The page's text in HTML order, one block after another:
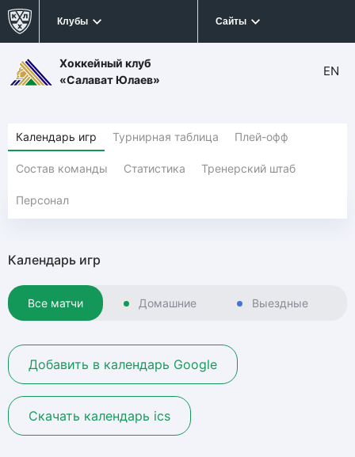
Клубы Сайты
Хоккейный клуб
«Салават Юлаев»
EN
Календарь игр Турнирная таблица Плей-офф
Состав команды Статистика Тренерский штаб
Персонал
Календарь игр
Все матчи Домашние Выездные
Добавить в календарь Google
Скачать календарь ics